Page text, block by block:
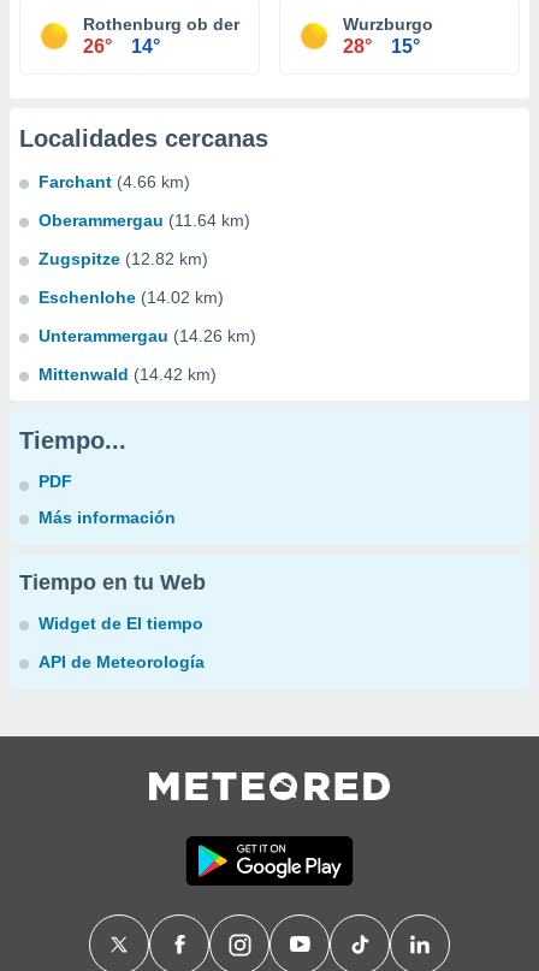
Rothenburg ob der Tauber
26° 14°
Wurzburgo
28° 15°
Localidades cercanas
Farchant (4.66 km)
Oberammergau (11.64 km)
Zugspitze (12.82 km)
Eschenlohe (14.02 km)
Unterammergau (14.26 km)
Mittenwald (14.42 km)
Tiempo...
PDF
Más información
Tiempo en tu Web
Widget de El tiempo
API de Meteorología